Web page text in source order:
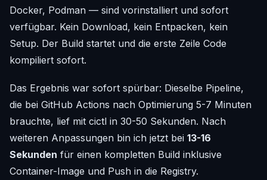
Docker, Podman — sind vorinstalliert und sofort
verfügbar. Kein Download, kein Entpacken, kein
Setup. Der Build startet und die erste Zeile Code
kompiliert sofort.
Das Ergebnis war sofort spürbar: Dieselbe Pipeline,
die bei GitHub Actions nach Optimierung 5-7 Minuten
brauchte, lief mit cictl in 30-50 Sekunden. Nach
weiteren Anpassungen bin ich jetzt bei 13-16
Sekunden für einen kompletten Build inklusive
Container-Image und Push in die Registry.